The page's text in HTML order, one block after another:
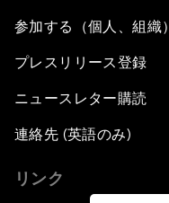
参加する（個人、組織）
プレスリリース登録
ニュースレター購読
連絡先 (英語のみ)
リンク